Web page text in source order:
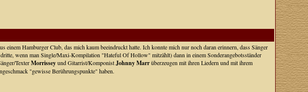
Hamburger Club, das mich kaum beeindruckt hatte. Ich konnte mich nur noch daran erinnern, dass Sänger
wenn man Single/Maxi-Kompilation "Hateful Of Hollow" mitzählt) dann in einem Sonderangebotsständer
TexterMorrisseyund Gitarrist/KomponistJohnny Marrüberzeugen mit ihren Liedern und mit ihrem
"gewisse Berührungspunkte" haben.